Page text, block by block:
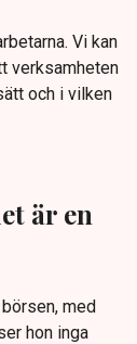
Vi kan
verksamheten
och i vilken
är en
med
hon inga